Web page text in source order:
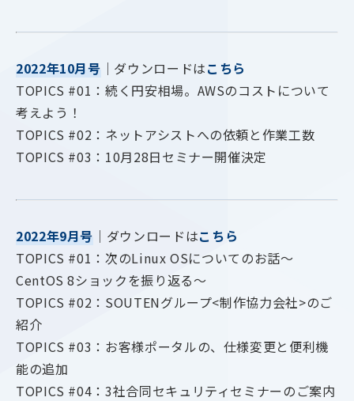
2022年10月号 ｜ダウンロードはこちら
TOPICS #01：続く円安相場。AWSのコストについて
考えよう！
TOPICS #02：ネットアシストへの依頼と作業工数
TOPICS #03：10月28日セミナー開催決定
2022年9月号 ｜ダウンロードはこちら
TOPICS #01：次のLinux OSについてのお話～
CentOS 8ショックを振り返る～
TOPICS #02：SOUTENグループ<制作協力会社>のご
紹介
TOPICS #03：お客様ポータルの、仕様変更と便利機
能の追加
TOPICS #04：3社合同セキュリティセミナーのご案内